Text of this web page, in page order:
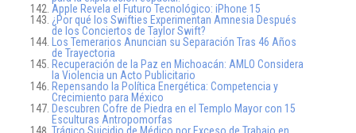
Apple Revela el Futuro Tecnológico: iPhone 15
¿Por qué los Swifties Experimentan Amnesia Después
de los Conciertos de Taylor Swift?
Los Temerarios Anuncian su Separación Tras 46 Años
de Trayectoria
Recuperación de la Paz en Michoacán: AMLO Considera
la Violencia un Acto Publicitario
Repensando la Política Energética: Competencia y
Crecimiento para México
Descubren Cofre de Piedra en el Templo Mayor con 15
Esculturas Antropomorfas